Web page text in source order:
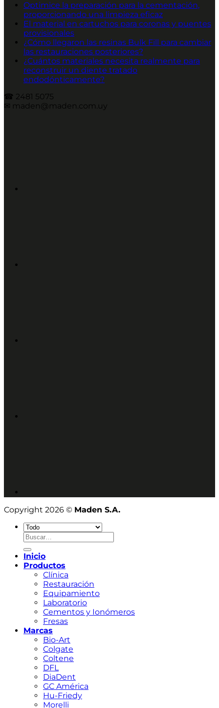
Optimice la preparación para la cementación,
proporcionando una limpieza eficaz
El material en cartuchos para coronas y puentes
provisionales
¿Cómo llegaron las resinas Bulk Fill para cambiar
las restauraciones posteriores?
¿Cuántos materiales necesita realmente para
reconstruir un diente tratado
endodónticamente?
☎︎ 2481 5075
✉︎ maden@maden.com.uy
Copyright 2026 © Maden S.A.
Buscar
Inicio
Productos
Clínica
Restauración
Equipamiento
Laboratorio
Cementos y Ionómeros
Fresas
Marcas
Bio-Art
Colgate
Coltene
DFL
DiaDent
GC América
Hu-Friedy
Morelli